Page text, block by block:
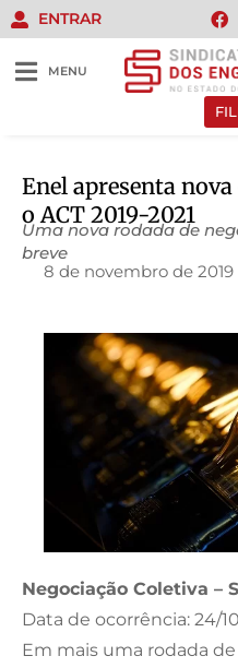
ENTRAR
MENU
Enel apresenta
o ACT 2019-2021
Uma nova rodada de
breve
8 de novembro de 2019
Negociação Coletiva –
Data de ocorrência: 24/
Em mais uma rodada